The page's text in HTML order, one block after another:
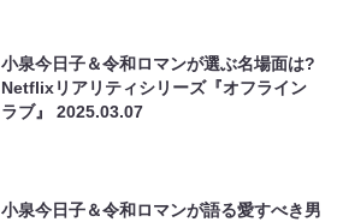
小泉今日子＆令和ロマンが選ぶ名場面は?
Netflixリアリティシリーズ『オフライン
ラブ』2025.03.07
小泉今日子＆令和ロマンが語る愛すべき男